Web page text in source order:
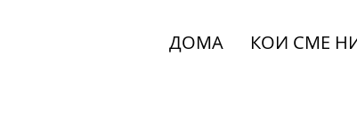
ДОМА КОИ СМЕ